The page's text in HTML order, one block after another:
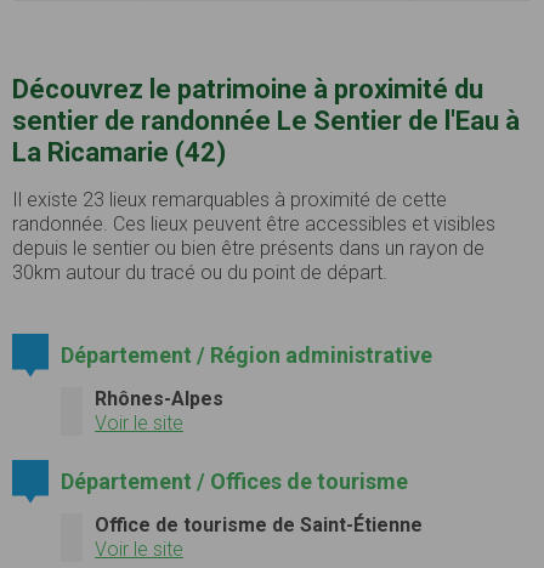
Découvrez le patrimoine à proximité du
sentier de randonnée Le Sentier de l'Eau à
La Ricamarie (42)
Il existe 23 lieux remarquables à proximité de cette
randonnée. Ces lieux peuvent être accessibles et visibles
depuis le sentier ou bien être présents dans un rayon de
30km autour du tracé ou du point de départ.
Département / Région administrative
Rhônes-Alpes
Voir le site
Département / Offices de tourisme
Office de tourisme de Saint-Étienne
Voir le site